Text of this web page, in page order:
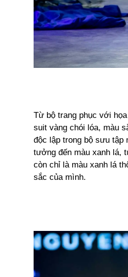
Từ bộ trang phục với
suit vàng chói lóa, màu
độc lập trong bộ sưu tập
tưởng đến màu xanh lá,
còn chỉ là màu xanh lá
sắc của mình.